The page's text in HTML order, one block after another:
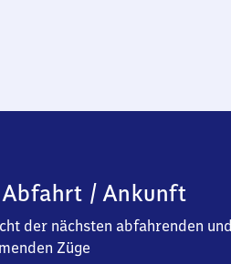
/ Ankunft
der nächsten abfahrenden und
Züge